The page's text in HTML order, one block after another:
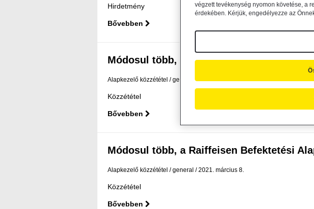
Hirdetmény
Bővebben
Módosul több, a Raiffeisen Befektetési
Alapkezelő közzététel general 2021. március 9.
Közzététel
Bővebben
Módosul több, a Raiffeisen Befektetési
Alapkezelő közzététel general 2021. március 8.
Közzététel
Bővebben
végzett tevékenység nyomon követése, a
érdekében. Kérjük, engedélyezze az